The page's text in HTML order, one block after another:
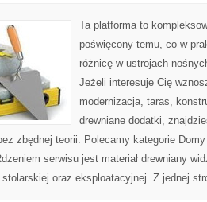
Ta platforma to
poświęcony temu, co w
różnicę w ustrojach
Jeżeli interesuje Cię
modernizacja, taras,
drewniane dodatki,
zbędnej teorii. Polecamy kategorie
serwisu jest materiał drewniany
stolarskiej oraz eksploatacyjnej. Z jednej